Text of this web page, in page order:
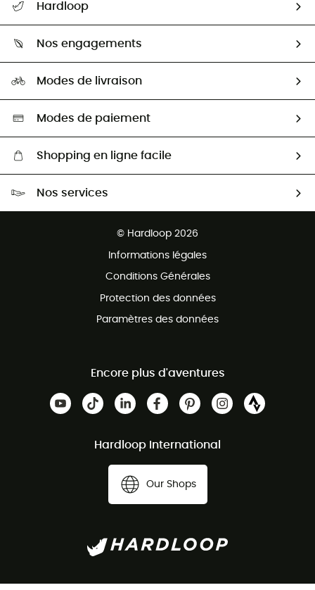
Retour & remboursement
Guide des tailles
Seconde Main
Aide & Contact
Hardloop
HardGuides
Nos engagements
Sélection éco-responsable
Modes de livraison
Modes de paiement
Shopping en ligne facile
Nos services
© Hardloop 2026
Informations légales
Conditions Générales
Protection des données
Paramètres des données
Encore plus d'aventures
Hardloop International
Our Shops